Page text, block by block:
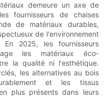
demeure un axe de
fournisseurs de chaises
de matériaux durables,
de l'environnement
2025, les fournisseurs
les matériaux éco-
la qualité ni l'esthétique.
les alternatives au bois
et les tissus
plus présents dans leurs